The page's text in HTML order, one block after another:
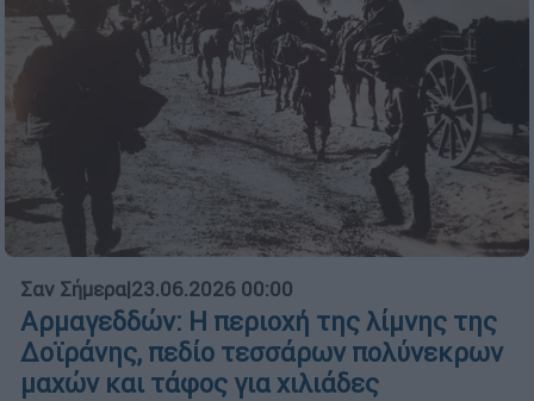
Σαν Σήμερα|23.06.2026 00:00
Αρμαγεδδών: Η περιοχή της λίμνης της
Δοϊράνης, πεδίο τεσσάρων πολύνεκρων
μαχών και τάφος για χιλιάδες